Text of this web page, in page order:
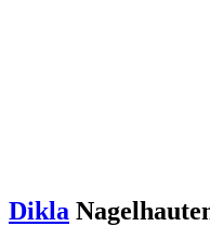
Dikla